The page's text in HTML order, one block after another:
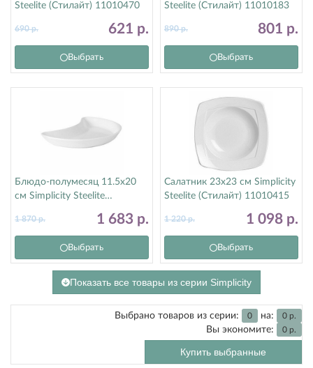
Steelite (Стилайт) 11010470
621 р.
690р.
Выбрать
Steelite (Стилайт) 11010183
801 р.
890р.
Выбрать
Блюдо-полумесяц 11.5х20
см Simplicity Steelite
1 683 р.
1 870р.
Выбрать
Салатник 23х23 см Simplicity
Steelite (Стилайт) 11010415
1 098 р.
1 220р.
Выбрать
Показать все товары из серии Simplicity
Выбрано товаров из серии: 0 на: 0 р.
Вы экономите: 0 р.
Купить выбранные